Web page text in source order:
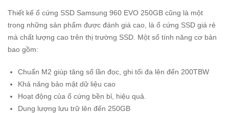
Thiết kế ổ cứng SSD Samsung 960 EVO 250GB cũng là một
trong những sản phẩm được đánh giá cao, là ổ cứng SSD giá rẻ
mà chất lượng cao trên thị trường SSD. Một số tính năng cơ bản
bao gồm:
Chuẩn M2 giúp tăng số lần đọc, ghi tối đa lên đến 200TBW
Khả năng bảo mật dữ liệu cao
Hoạt động của ổ cứng bền bỉ, hiệu quả.
Dung lượng lưu trữ lên đến 250GB